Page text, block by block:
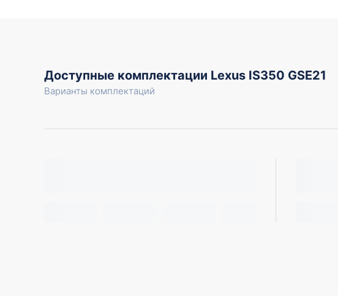
Доступные комплектации Lexus IS350 GSE21
Варианты комплектаций